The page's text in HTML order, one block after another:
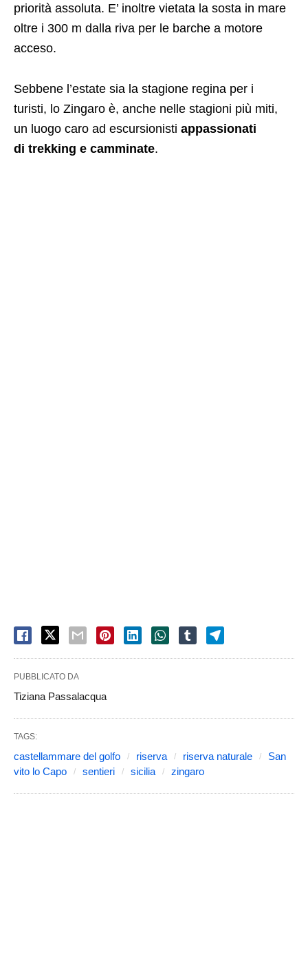
priorità assoluta. E’ inoltre vietata la sosta in mare
oltre i 300 m dalla riva per le barche a motore
acceso.
Sebbene l’estate sia la stagione regina per i
turisti, lo Zingaro è, anche nelle stagioni più miti,
un luogo caro ad escursionisti appassionati
di trekking e camminate.
PUBBLICATO DA
Tiziana Passalacqua
TAGS:
castellammare del golfo riserva riserva naturale
San
vito lo Capo
sentieri sicilia zingaro